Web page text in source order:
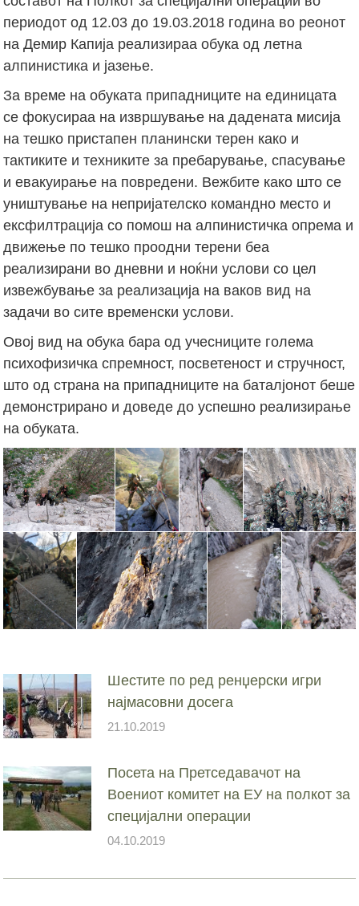
периодот од 12.03 до 19.03.2018 година во реонот
на Демир Капија реализираа обука од летна
алпинистика и јазење.
За време на обуката припадниците на единицата
се фокусираа на извршување на дадената мисија
на тешко пристапен планински терен како и
тактиките и техниките за пребарување, спасување
и евакуирање на повредени. Вежбите како што се
уништување на непријателско командно место и
ексфилтрација со помош на алпинистичка опрема и
движење по тешко проодни терени беа
реализирани во дневни и ноќни услови со цел
извежбување за реализација на ваков вид на
задачи во сите временски услови.
Овој вид на обука бара од учесниците голема
психофизичка спремност, посветеност и стручност,
што од страна на припадниците на баталјонот беше
демонстрирано и доведе до успешно реализирање
на обуката.
Шестите по ред ренџерски игри
најмасовни досега
21.10.2019
Посета на Претседавачот на
Воениот комитет на ЕУ на полкот за
специјални операции
04.10.2019